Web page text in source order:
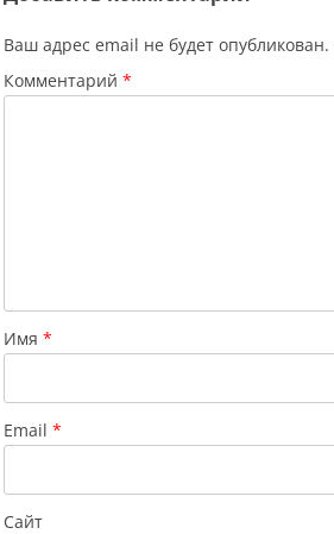
Ваш адрес email не будет опубликован.
Комментарий *
Имя *
Email *
Сайт